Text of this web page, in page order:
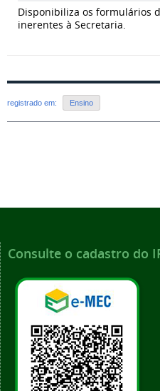
Disponibiliza os formulários
inerentes à Secretaria.
registrado em: Ensino
Consulte o cadastro do